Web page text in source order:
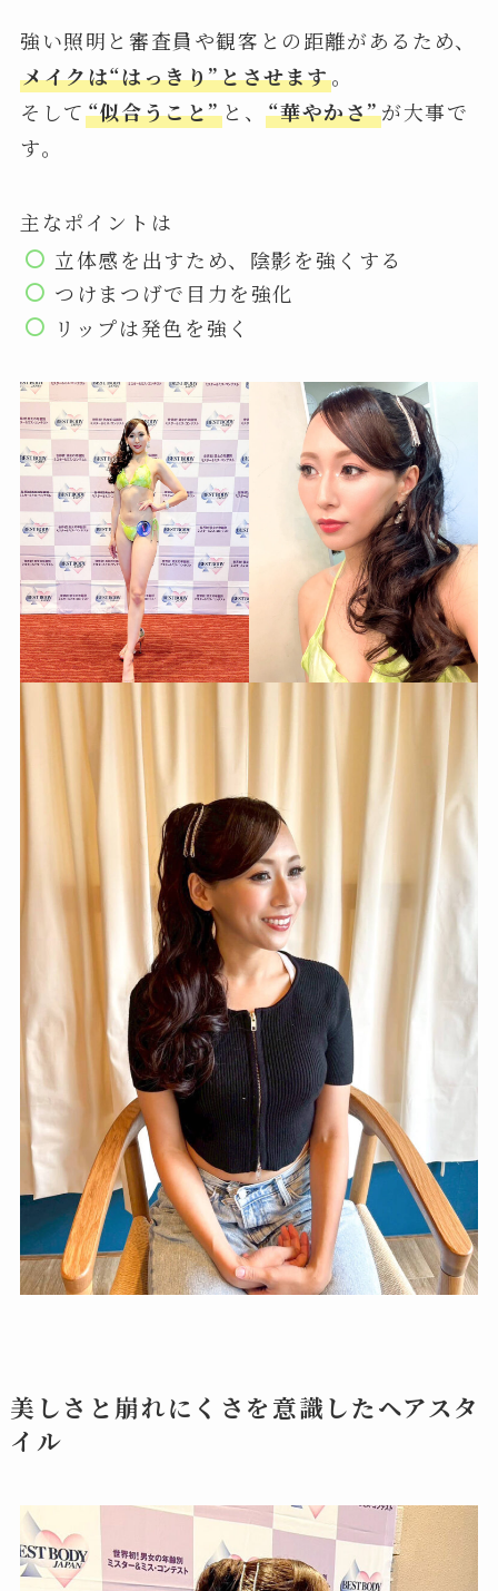
強い照明と審査員や観客との距離があるため、
メイクは“はっきり”とさせます。
そして “似合うこと” と、“華やかさ”が大事で
す。
主なポイントは
立体感を出すため、陰影を強くする
つけまつげで目力を強化
リップは発色を強く
美しさと崩れにくさを意識したヘアスタ
イル